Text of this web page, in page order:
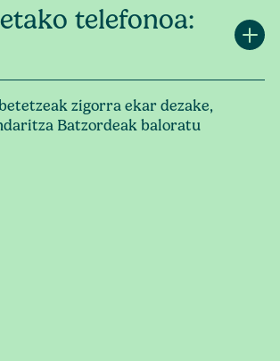
telefonoa:
zigorra ekar dezake,
Batzordeak baloratu